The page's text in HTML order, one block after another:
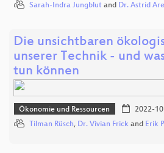
Sarah-Indra Jungblut and Dr. Astrid
Die unsichtbaren
unserer Technik - und
tun können
Ökonomie und Ressourcen 2022-
Tilman Rüsch, Dr. Vivian Frick and Erik